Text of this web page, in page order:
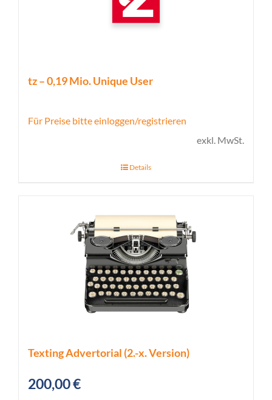
tz – 0,19 Mio. Unique User
Für Preise bitte einloggen/registrieren
exkl. MwSt.
Details
Texting Advertorial (2.-x. Version)
200,00€